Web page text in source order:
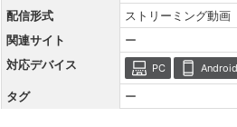
配信形式
ストリーミング動画
関連サイト
ー
対応デバイス
PC Android
タグ ー